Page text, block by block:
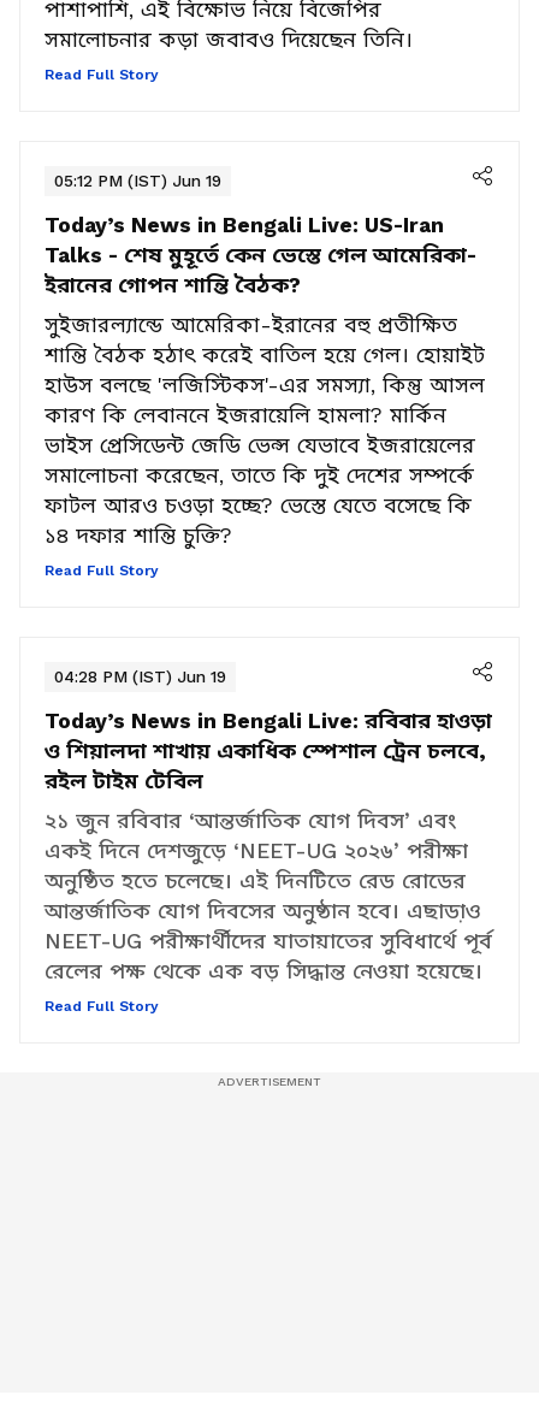
করতে হবে অথবা তাঁকে বরখাস্ত করতে হবে।
পাশাপাশি, এই বিক্ষোভ নিয়ে বিজেপির
সমালোচনার কড়া জবাবও দিয়েছেন তিনি।
05:12 PM (IST) Jun 19
Today’s News in Bengali Live: US-Iran
Talks - শেষ মুহূর্তে কেন ভেস্তে গেল আমেরিকা-
ইরানের গোপন শান্তি বৈঠক?
সুইজারল্যান্ডে আমেরিকা-ইরানের বহু প্রতীক্ষিত
শান্তি বৈঠক হঠাৎ করেই বাতিল হয়ে গেল। হোয়াইট
হাউস বলছে 'লজিস্টিকস'-এর সমস্যা, কিন্তু আসল
কারণ কি লেবাননে ইজরায়েলি হামলা? মার্কিন
ভাইস প্রেসিডেন্ট জেডি ভেন্স যেভাবে ইজরায়েলের
সমালোচনা করেছেন, তাতে কি দুই দেশের সম্পর্কে
ফাটল আরও চওড়া হচ্ছে? ভেস্তে যেতে বসেছে কি
১৪ দফার শান্তি চুক্তি?
04:28 PM (IST) Jun 19
Today’s News in Bengali Live: রবিবার হাওড়া
ও শিয়ালদা শাখায় একাধিক স্পেশাল ট্রেন চলবে,
রইল টাইম টেবিল
২১ জুন রবিবার ‘আন্তর্জাতিক যোগ দিবস’ এবং
একই দিনে দেশজুড়ে ‘NEET-UG ২০২৬’ পরীক্ষা
অনুষ্ঠিত হতে চলেছে। এই দিনটিতে রেড রোডের
আন্তর্জাতিক যোগ দিবসের অনুষ্ঠান হবে। এছাডা়ও
NEET-UG পরীক্ষার্থীদের যাতায়াতের সুবিধার্থে পূর্ব
রেলের পক্ষ থেকে এক বড় সিদ্ধান্ত নেওয়া হয়েছে।